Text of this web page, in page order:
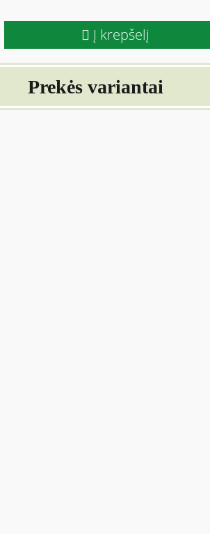
Į krepšelį
Prekės variantai